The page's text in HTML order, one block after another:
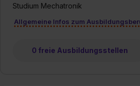
Studium Mechatronik
Allgemeine Infos zum
0 freie Ausbildungsstellen